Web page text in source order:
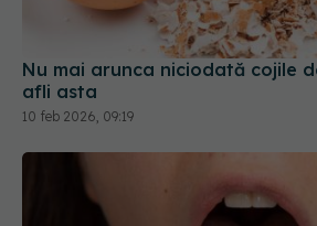
Nu mai arunca niciodată cojile
10 feb 2026, 09:19